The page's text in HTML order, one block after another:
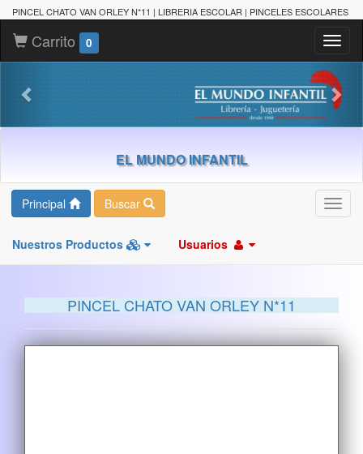
PINCEL CHATO VAN ORLEY N*11 | LIBRERIA ESCOLAR | PINCELES ESCOLARES
Carrito 0
EL MUNDO INFANTIL
Principal Buscar
Nuestros Productos Usuarios
PINCEL CHATO VAN ORLEY N*11